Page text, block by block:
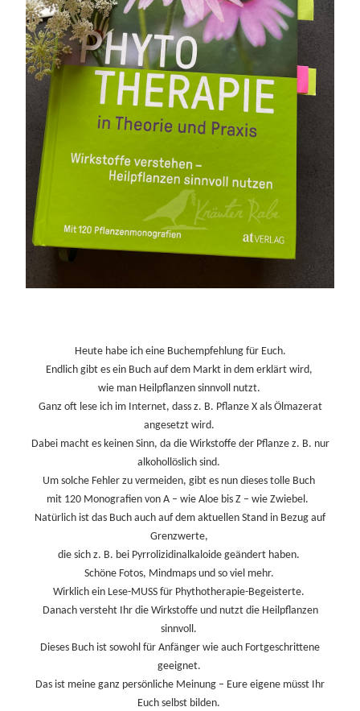
Heute habe ich eine Buchempfehlung für Euch.
Endlich gibt es ein Buch auf dem Markt in dem erklärt wird,
wie man Heilpflanzen sinnvoll nutzt.
Ganz oft lese ich im Internet, dass z. B. Pflanze X als Ölmazerat
angesetzt wird.
Dabei macht es keinen Sinn, da die Wirkstoffe der Pflanze z. B. nur
alkohollöslich sind.
Um solche Fehler zu vermeiden, gibt es nun dieses tolle Buch
mit 120 Monografien von A – wie Aloe bis Z – wie Zwiebel.
Natürlich ist das Buch auch auf dem aktuellen Stand in Bezug auf
Grenzwerte,
die sich z. B. bei Pyrrolizidinalkaloide geändert haben.
Schöne Fotos, Mindmaps und so viel mehr.
Wirklich ein Lese-MUSS für Phythotherapie-Begeisterte.
Danach versteht Ihr die Wirkstoffe und nutzt die Heilpflanzen
sinnvoll.
Dieses Buch ist sowohl für Anfänger wie auch Fortgeschrittene
geeignet.
Das ist meine ganz persönliche Meinung – Eure eigene müsst Ihr
Euch selbst bilden.